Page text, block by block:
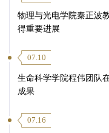
物理与光电学院秦正波
得重要进展
07.10
生命科学学院程伟团队
成果
07.16